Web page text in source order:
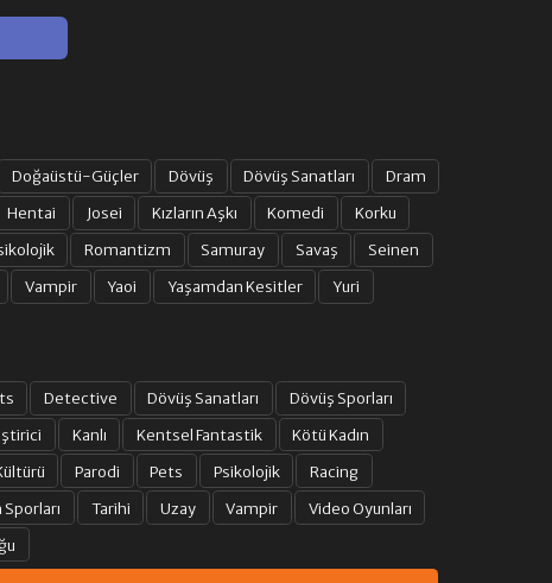
Doğaüstü-Güçler Dövüş Dövüş Sanatları
Dram
Hentai Josei Kızların Aşkı Komedi
Korku
Romantizm Samuray Savaş
Seinen
Vampir Yaoi Yaşamdan Kesitler Yuri
Detective Dövüş Sanatları
Dövüş Sporları
Kanlı Kentsel Fantastik
Kötü Kadın
Parodi Pets Psikolojik
Racing
Sporları Tarihi Uzay Vampir
Video Oyunları